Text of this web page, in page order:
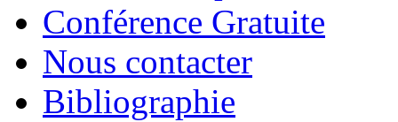
Conférence Gratuite
Nous contacter
Bibliographie